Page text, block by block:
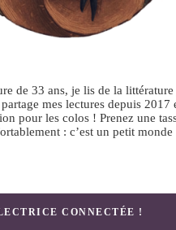
de 33 ans, je lis de la littérature
mes lectures depuis 2017
pour les colos ! Prenez une
: c’est un petit monde
CONNECTÉE !